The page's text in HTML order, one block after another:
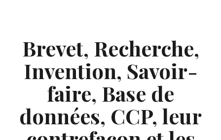
Brevet, Recherche,
Invention, Savoir-
faire, Base de
données, CCP, leur